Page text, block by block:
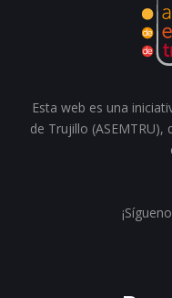
Esta web es una
de Trujillo